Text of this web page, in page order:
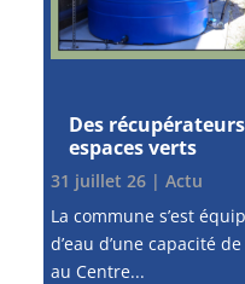
Des
espaces verts
31 juillet 26| Actu
La commune s’est
d’eau d’une capacité
au Centre...